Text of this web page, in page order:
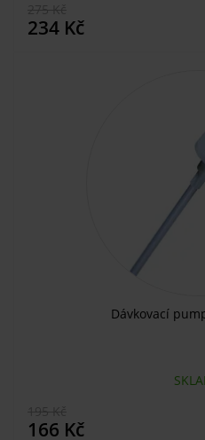
234 Kč
Dávkovací
166 Kč